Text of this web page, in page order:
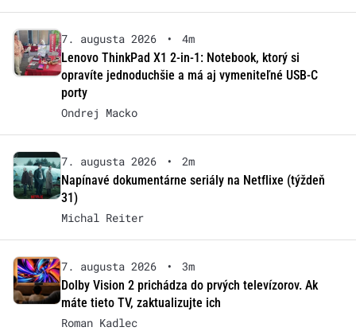
7. augusta 2026 •
4m
Lenovo ThinkPad X1 2-in-1: Notebook, ktorý si
opravíte jednoduchšie a má aj vymeniteľné USB-C
porty
Ondrej Macko
7. augusta 2026 •
2m
Napínavé dokumentárne seriály na Netflixe (týždeň
31)
Michal Reiter
7. augusta 2026 •
3m
Dolby Vision 2 prichádza do prvých televízorov. Ak
máte tieto TV, zaktualizujte ich
Roman Kadlec